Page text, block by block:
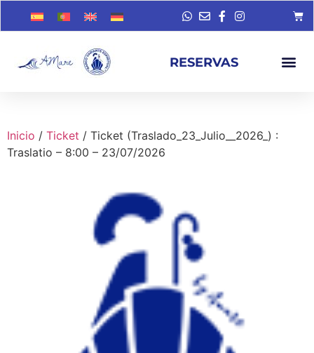
RESERVAS
Inicio / Ticket / Ticket (Traslado_23_Julio__2026_) :
Traslatio – 8:00 – 23/07/2026